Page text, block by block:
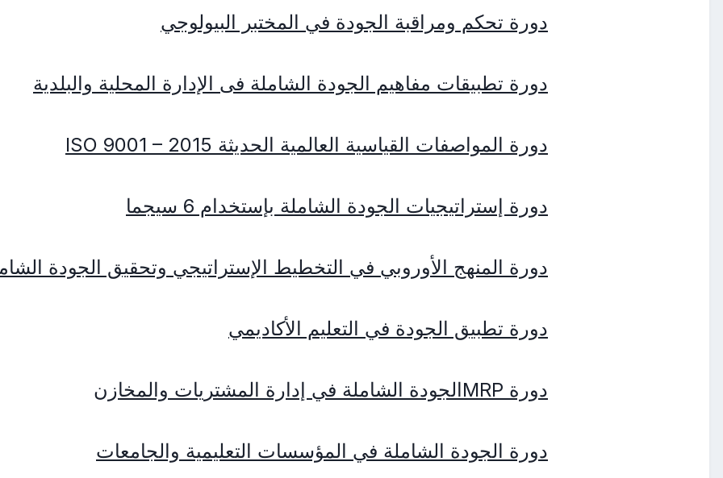
دورة تحكم ومراقبة الجودة في المختبر البيولوجي
دورة تطبيقات مفاهيم الجودة الشاملة فى الإدارة المحلية والبلدية
دورة المواصفات القياسية العالمية الحديثة ISO 9001 – 2015
دورة إستراتيجيات الجودة الشاملة بإستخدام 6 سيجما
دورة المنهج الأوروبي في التخطيط الإستراتيجي وتحقيق الجودة
دورة تطبيق الجودة في التعليم الأكاديمي
دورة MRPالجودة الشاملة في إدارة المشتريات والمخازن
دورة الجودة الشاملة في المؤسسات التعليمية والجامعات